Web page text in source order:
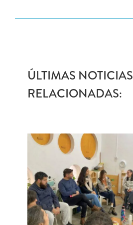
ÚLTIMAS NOTICIAS
RELACIONADAS: